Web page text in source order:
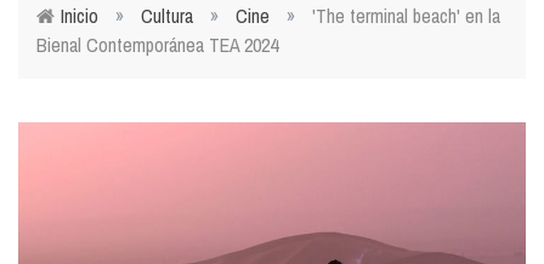
Usted está aquí
Inicio » Cultura » Cine »
'The terminal beach' en la
Bienal Contemporánea TEA 2024